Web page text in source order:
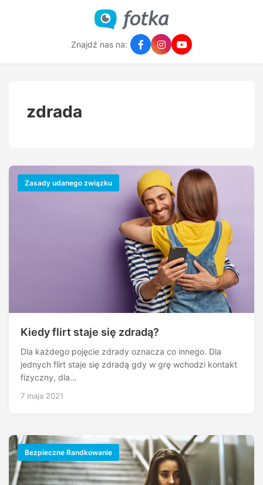
Znajdź nas na:
zdrada
Zasady udanego związku
Kiedy flirt staje się zdradą?
Dla każdego pojęcie zdrady oznacza co innego. Dla
jednych flirt staje się zdradą gdy w grę wchodzi kontakt
fizyczny, dla…
7 maja 2021
Bezpieczne Randkowanie